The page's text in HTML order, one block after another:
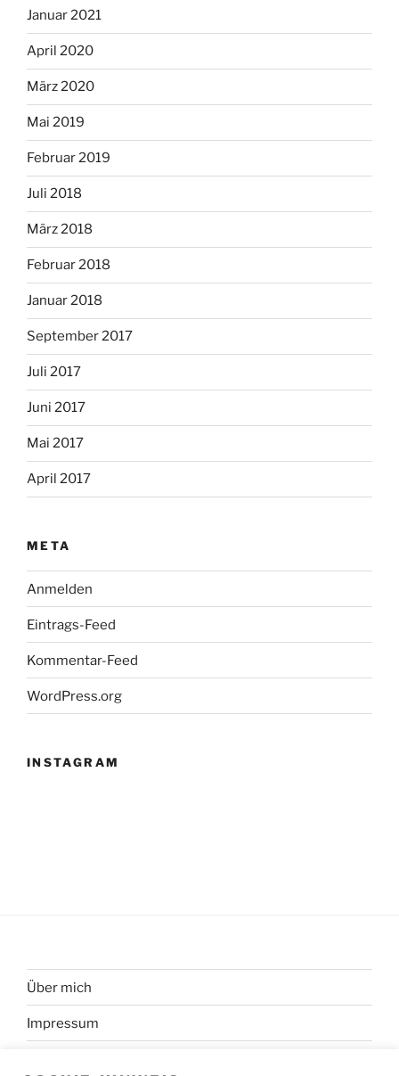
Januar 2021
April 2020
März 2020
Mai 2019
Februar 2019
Juli 2018
März 2018
Februar 2018
Januar 2018
September 2017
Juli 2017
Juni 2017
Mai 2017
April 2017
META
Anmelden
Eintrags-Feed
Kommentar-Feed
WordPress.org
INSTAGRAM
Über mich
Impressum